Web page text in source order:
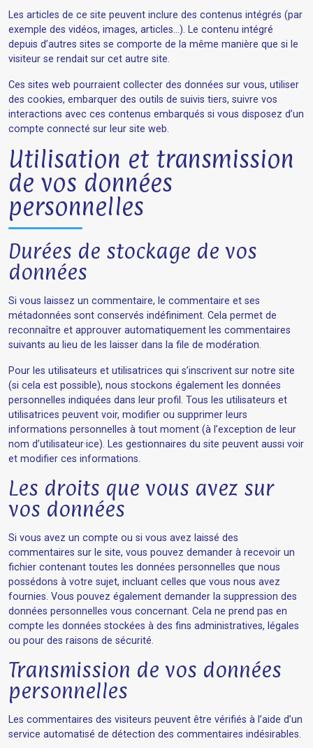
Les articles de ce site peuvent inclure des contenus intégrés (par
exemple des vidéos, images, articles…). Le contenu intégré
depuis d’autres sites se comporte de la même manière que si le
visiteur se rendait sur cet autre site.
Ces sites web pourraient collecter des données sur vous, utiliser
des cookies, embarquer des outils de suivis tiers, suivre vos
interactions avec ces contenus embarqués si vous disposez d’un
compte connecté sur leur site web.
Utilisation et transmission
de vos données
personnelles
Durées de stockage de vos
données
Si vous laissez un commentaire, le commentaire et ses
métadonnées sont conservés indéfiniment. Cela permet de
reconnaître et approuver automatiquement les commentaires
suivants au lieu de les laisser dans la file de modération.
Pour les utilisateurs et utilisatrices qui s’inscrivent sur notre site
(si cela est possible), nous stockons également les données
personnelles indiquées dans leur profil. Tous les utilisateurs et
utilisatrices peuvent voir, modifier ou supprimer leurs
informations personnelles à tout moment (à l’exception de leur
nom d’utilisateur·ice). Les gestionnaires du site peuvent aussi voir
et modifier ces informations.
Les droits que vous avez sur
vos données
Si vous avez un compte ou si vous avez laissé des
commentaires sur le site, vous pouvez demander à recevoir un
fichier contenant toutes les données personnelles que nous
possédons à votre sujet, incluant celles que vous nous avez
fournies. Vous pouvez également demander la suppression des
données personnelles vous concernant. Cela ne prend pas en
compte les données stockées à des fins administratives, légales
ou pour des raisons de sécurité.
Transmission de vos données
personnelles
Les commentaires des visiteurs peuvent être vérifiés à l’aide d’un
service automatisé de détection des commentaires indésirables.